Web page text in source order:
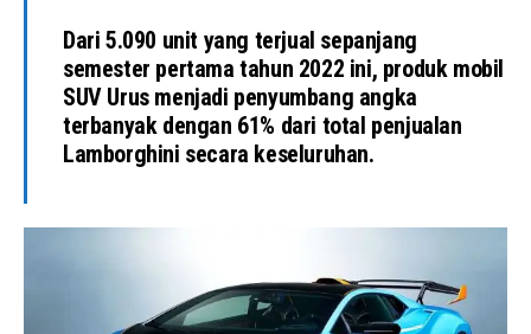
Dari 5.090 unit yang terjual sepanjang
semester pertama tahun 2022 ini, produk mobil
SUV Urus menjadi penyumbang angka
terbanyak dengan 61% dari total penjualan
Lamborghini secara keseluruhan.